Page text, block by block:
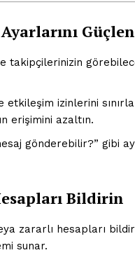
takipçilerinizin
etkileşim izinlerini
erişimini azaltın.
gönderebilir?” gibi
Bildirin
zararlı hesapları
sunar.